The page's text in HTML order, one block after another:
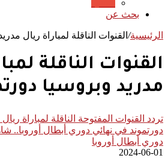
بحث عن
الرئيسية/ القنوات الناقلة لمباراة ريال
القنوات الناقلة
مدريد وبروسيا
تردد القنوات المفتوحة الناقلة لمباراة
دورتموند في نهائي دوري أبطال أوروبا..
دوري أبطال أوروبا
2024-06-01